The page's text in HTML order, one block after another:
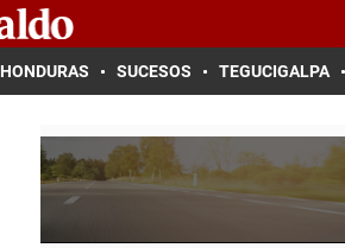
HONDURAS SUCESOS TEGUCIGALPA